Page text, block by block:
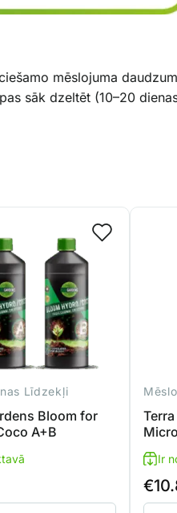
mēslojuma
sāk dzeltēt (10–20
Līdzekļi
Bloom for
A+B
Micro
Ir
€